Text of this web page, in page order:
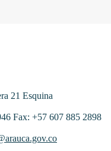
21 Esquina
Fax: +57 607 885 2898